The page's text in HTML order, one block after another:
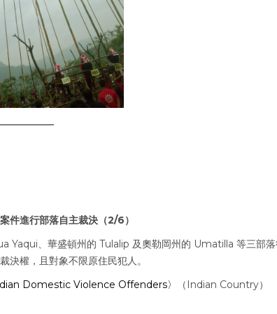
件進行部落自主裁決（2/6）
Yaqui、華盛頓州的 Tulalip 及奧勒岡州的 Umatilla 等三部
決權，且對象不限原住民犯人。
Domestic Violence Offenders〉 （Indian Country）